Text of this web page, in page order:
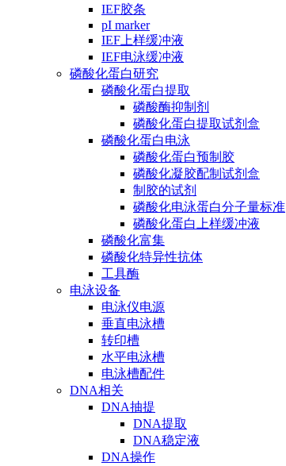
IEF胶条
pI marker
IEF上样缓冲液
IEF电泳缓冲液
磷酸化蛋白研究
磷酸化蛋白提取
磷酸酶抑制剂
磷酸化蛋白提取试剂盒
磷酸化蛋白电泳
磷酸化蛋白预制胶
磷酸化凝胶配制试剂盒
制胶的试剂
磷酸化电泳蛋白分子量标准
磷酸化蛋白上样缓冲液
磷酸化富集
磷酸化特异性抗体
工具酶
电泳设备
电泳仪电源
垂直电泳槽
转印槽
水平电泳槽
电泳槽配件
DNA相关
DNA抽提
DNA提取
DNA稳定液
DNA操作